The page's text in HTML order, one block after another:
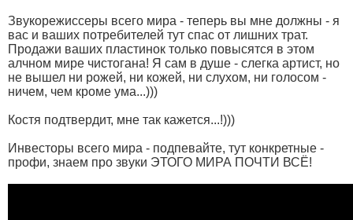
Звукорежиссеры всего мира - теперь вы мне должны - я
вас и ваших потребителей тут спас от лишних трат.
Продажи ваших пластинок только повысятся в этом
алчном мире чистогана! Я сам в душе - слегка артист, но
не вышел ни рожей, ни кожей, ни слухом, ни голосом -
ничем, чем кроме ума...)))
Костя подтвердит, мне так кажется...!)))
Инвесторы всего мира - подпевайте, тут конкретные -
профи, знаем про звуки ЭТОГО МИРА ПОЧТИ ВСЁ!